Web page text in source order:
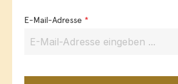
E-Mail-Adresse *